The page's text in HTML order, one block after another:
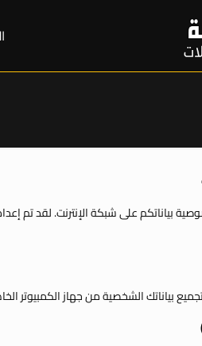
بياناتكم على شبكة الإنترنت. لقد تم
بياناتك الشخصية من جهاز الكمبيوتر